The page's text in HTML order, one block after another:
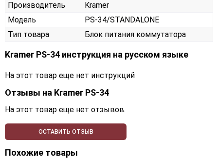
Производитель
Kramer
Модель
PS-34/STANDALONE
Тип товара
Блок питания коммутатора
Kramer PS-34 инструкция на русском языке
На этот товар еще нет инструкций
Отзывы на Kramer PS-34
На этот товар еще нет отзывов.
ОСТАВИТЬ ОТЗЫВ
Похожие товары